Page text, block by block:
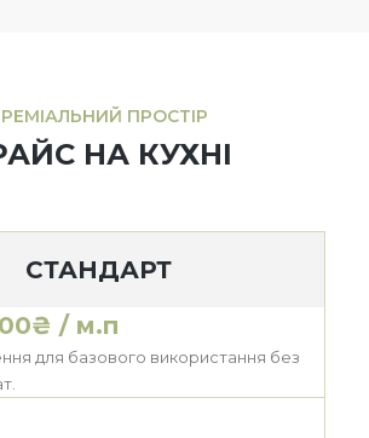
ПРОСТІР
НА КУХНІ
СТАНДАРТ
/ м.п
для базового використання без